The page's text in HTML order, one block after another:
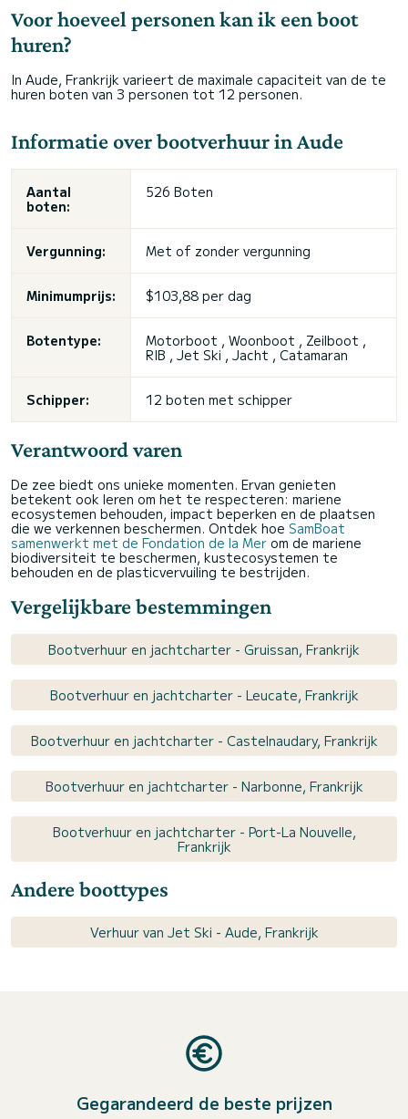
Voor hoeveel personen kan ik een boot
huren?
In Aude, Frankrijk varieert de maximale capaciteit van de te
huren boten van 3 personen tot 12 personen.
Informatie over bootverhuur in Aude
Aantal
boten:
526 Boten
Vergunning: Met of zonder vergunning
Minimumprijs: $103,88 per dag
Botentype:
Motorboot , Woonboot , Zeilboot ,
RIB , Jet Ski , Jacht , Catamaran
Schipper: 12 boten met schipper
Verantwoord varen
De zee biedt ons unieke momenten. Ervan genieten
betekent ook leren om het te respecteren: mariene
ecosystemen behouden, impact beperken en de plaatsen
die we verkennen beschermen. Ontdek hoe SamBoat
samenwerkt met de Fondation de la Mer om de mariene
biodiversiteit te beschermen, kustecosystemen te
behouden en de plasticvervuiling te bestrijden.
Vergelijkbare bestemmingen
Bootverhuur en jachtcharter - Gruissan, Frankrijk
Bootverhuur en jachtcharter - Leucate, Frankrijk
Bootverhuur en jachtcharter - Castelnaudary, Frankrijk
Bootverhuur en jachtcharter - Narbonne, Frankrijk
Bootverhuur en jachtcharter - Port-La Nouvelle,
Frankrijk
Andere boottypes
Verhuur van Jet Ski - Aude, Frankrijk
Gegarandeerd de beste prijzen